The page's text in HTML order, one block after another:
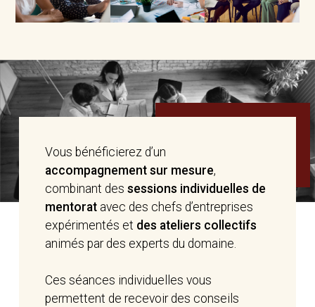
Vous bénéficierez d’un
accompagnement sur mesure,
combinant dessessions individuelles de
mentorat avec des chefs d’entreprises
expérimentés et des ateliers collectifs
animés par des experts du domaine.
Ces séances individuelles vous
permettent de recevoir des conseils